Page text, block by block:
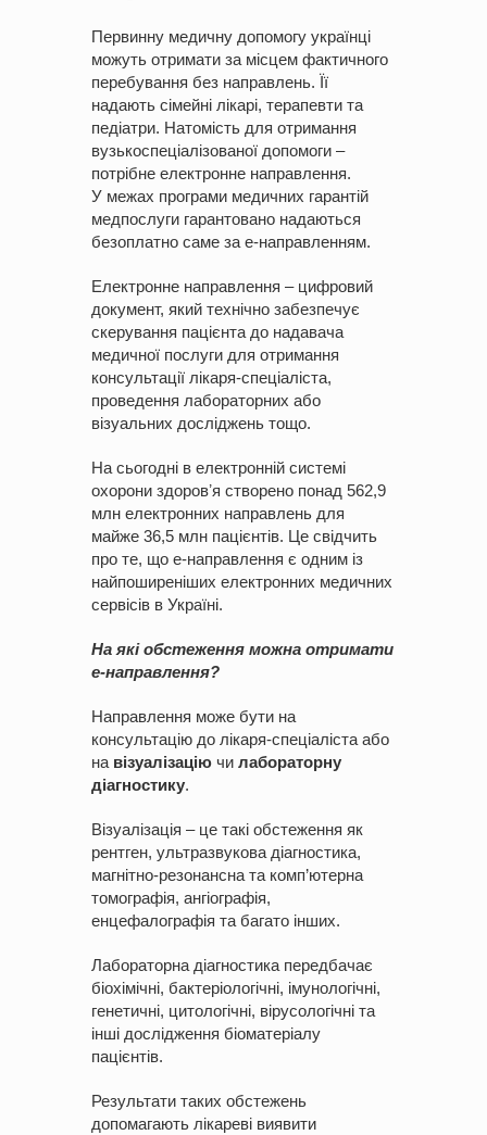
Первинну медичну допомогу українці
можуть отримати за місцем фактичного
перебування без направлень. Її
надають сімейні лікарі, терапевти та
педіатри. Натомість для отримання
вузькоспеціалізованої допомоги –
потрібне електронне направлення.
У межах програми медичних гарантій
медпослуги гарантовано надаються
безоплатно саме за е-направленням.
Електронне направлення – цифровий
документ, який технічно забезпечує
скерування пацієнта до надавача
медичної послуги для отримання
консультації лікаря-спеціаліста,
проведення лабораторних або
візуальних досліджень тощо.
На сьогодні в електронній системі
охорони здоровʼя створено понад 562,9
млн електронних направлень для
майже 36,5 млн пацієнтів. Це свідчить
про те, що е-направлення є одним із
найпоширеніших електронних медичних
сервісів в Україні.
На які обстеження можна отримати
е-направлення?
Направлення може бути на
консультацію до лікаря-спеціаліста або
на візуалізацію чи лабораторну
діагностику.
Візуалізація – це такі обстеження як
рентген, ультразвукова діагностика,
магнітно-резонансна та комп’ютерна
томографія, ангіографія,
енцефалографія та багато інших.
Лабораторна діагностика передбачає
біохімічні, бактеріологічні, імунологічні,
генетичні, цитологічні, вірусологічні та
інші дослідження біоматеріалу
пацієнтів.
Результати таких обстежень
допомагають лікареві виявити